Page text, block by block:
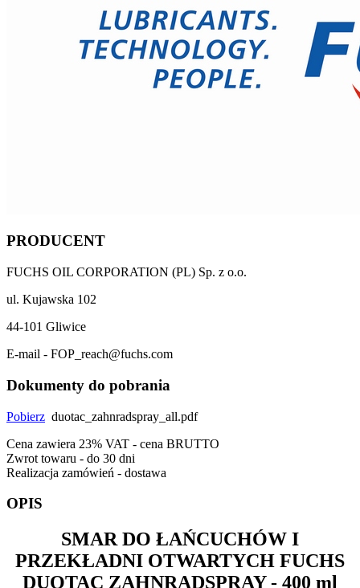
PRODUCENT
FUCHS OIL CORPORATION (PL) Sp. z o.o.
ul. Kujawska 102
44-101 Gliwice
E-mail - FOP_reach@fuchs.com
Dokumenty do pobrania
Pobierz duotac_zahnradspray_all.pdf
Cena zawiera 23% VAT - cena BRUTTO
Zwrot towaru - do 30 dni
Realizacja zamówień - dostawa
OPIS
SMAR DO ŁAŃCUCHÓW I
PRZEKŁADNI OTWARTYCH FUCHS
DUOTAC ZAHNRADSPRAY- 400 ml